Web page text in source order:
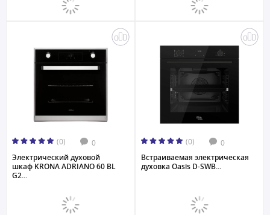
(0) 0
Электрический духовой
шкаф KRONA ADRIANO 60 BL
G2...
(0) 0
Встраиваемая электрическая
духовка Oasis D-SWB...